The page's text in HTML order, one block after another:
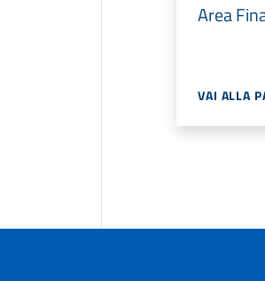
Area
VAI ALLA